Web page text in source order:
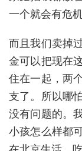
一个就会有危机
而且我们卖掉
金可以把现在
住在一起，两
支了。所以哪
没有问题的。
小孩怎么样都